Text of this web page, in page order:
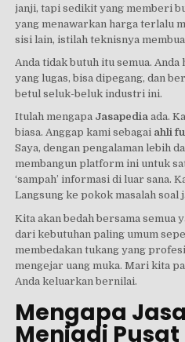
janji, tapi sedikit yang memberi
yang menawarkan harga terlalu
sisi lain, istilah teknisnya
Anda tidak butuh itu semua.
yang lugas, bisa dipegang, dan
betul seluk-beluk industri ini.
Itulah mengapa Jasapedia ada.
biasa. Anggap kami sebagai ahli
Saya, dengan pengalaman lebih
membangun platform ini untuk
‘sampah’ informasi di luar sana.
Langsung ke pokok masalah soal
Kita akan bedah bersama semua
dari kebutuhan paling umum
membedakan tukang yang
mengejar uang muka. Mari kita
Anda keluarkan bernilai.
Mengapa
Menjadi